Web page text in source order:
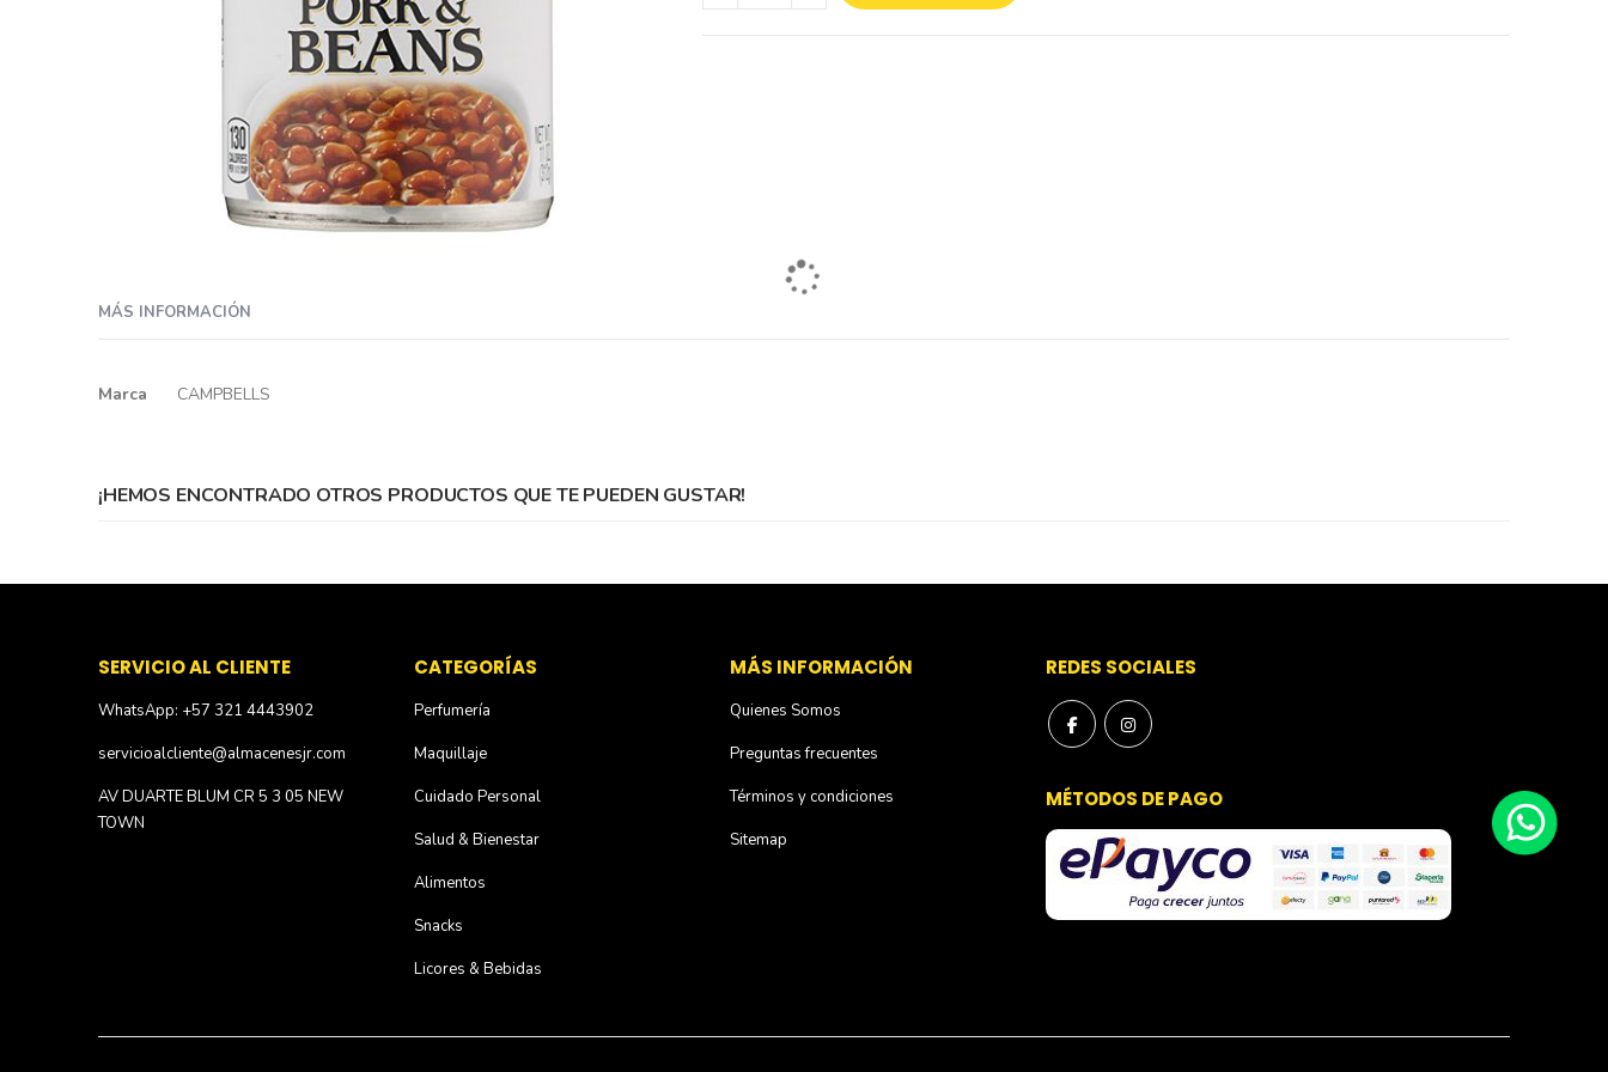
the
beginning
the
MÁS INFORMACIÓN
Más
Marca CAMPBELLS
¡HEMOS ENCONTRADO OTROS PRODUCTOS QUE TE PUEDEN GUSTAR!
SERVICIO AL CLIENTE
WhatsApp: +57 321 4443902
servicioalcliente@almacenesjr.com
AV DUARTE BLUM CR 5 3 05 NEW
TOWN
CATEGORÍAS
Perfumería
Maquillaje
Cuidado Personal
Salud & Bienestar
Alimentos
Snacks
Licores & Bebidas
MÁS INFORMACIÓN
Quienes Somos
Preguntas frecuentes
Términos y condiciones
Sitemap
REDES SOCIALES
MÉTODOS DE PAGO